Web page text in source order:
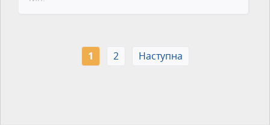
1 2 Наступна